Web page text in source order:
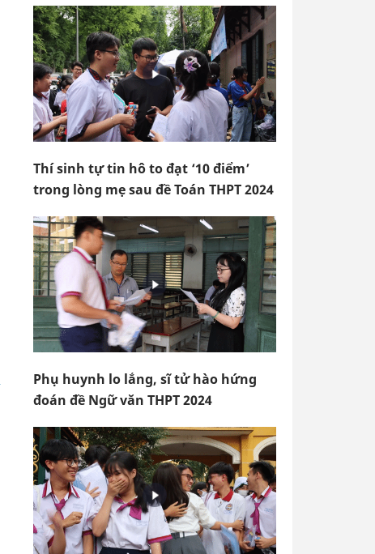
Thí sinh tự tin hô to đạt ‘10 điểm’
trong lòng mẹ sau đề Toán THPT 2024
Phụ huynh lo lắng, sĩ tử hào hứng
đoán đề Ngữ văn THPT 2024